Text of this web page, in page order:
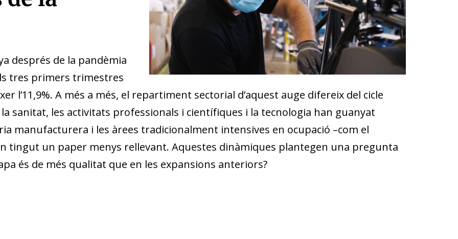
després de la pandèmia
tres primers trimestres
l’11,9%. A més a més, el repartiment sectorial d’aquest auge difereix del cicle
la sanitat, les activitats professionals i científiques i la tecnologia han guanyat
manufacturera i les àrees tradicionalment intensives en ocupació –com el
tingut un paper menys rellevant. Aquestes dinàmiques plantegen una pregunta
és de més qualitat que en les expansions anteriors?